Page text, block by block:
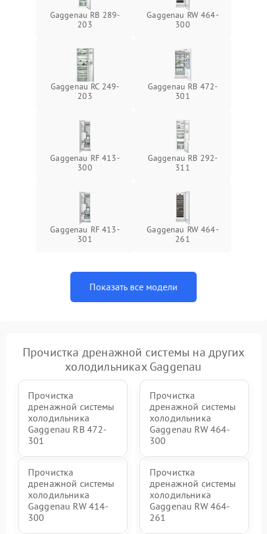
Gaggenau RB 289-
203
Gaggenau RW 464-
300
Gaggenau RC 249-
203
Gaggenau RB 472-
301
Gaggenau RF 413-
300
Gaggenau RB 292-
311
Gaggenau RF 413-
301
Gaggenau RW 464-
261
Показать все модели
Прочистка дренажной системы на других
холодильниках Gaggenau
Прочистка
дренажной системы
холодильника
Gaggenau RB 472-
301
Прочистка
дренажной системы
холодильника
Gaggenau RW 464-
300
Прочистка
дренажной системы
холодильника
Gaggenau RW 414-
300
Прочистка
дренажной системы
холодильника
Gaggenau RW 464-
261